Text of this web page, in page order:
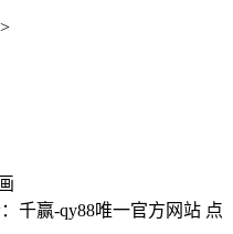
>
千赢-qy88唯一官方网站 点